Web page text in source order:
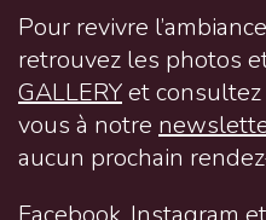
Pour revivre
retrouvez les photos
GALLERYet consultez
vous à notre
aucun prochain